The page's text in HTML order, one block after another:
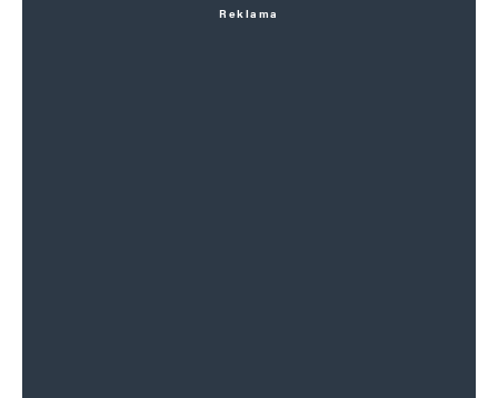
Reklama